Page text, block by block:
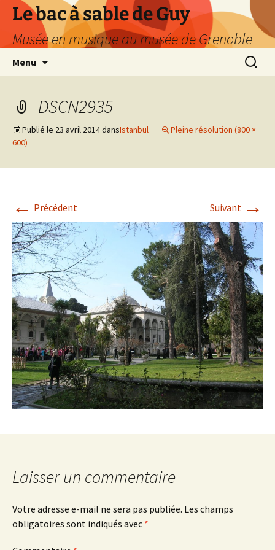
Le bac à sable de Guy
Musée en musique au musée de Grenoble
Menu
DSCN2935
Publié le 23 avril 2014dansIstanbul
Pleine résolution (800 ×
600)
← Précédent Suivant →
Laisser un commentaire
Votre adresse e-mail ne sera pas publiée. Les champs
obligatoires sont indiqués avec *